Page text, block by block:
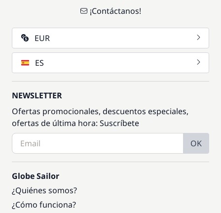
¡Contáctanos!
EUR
ES
NEWSLETTER
Ofertas promocionales, descuentos especiales,
ofertas de última hora: Suscríbete
OK
Globe Sailor
¿Quiénes somos?
¿Cómo funciona?